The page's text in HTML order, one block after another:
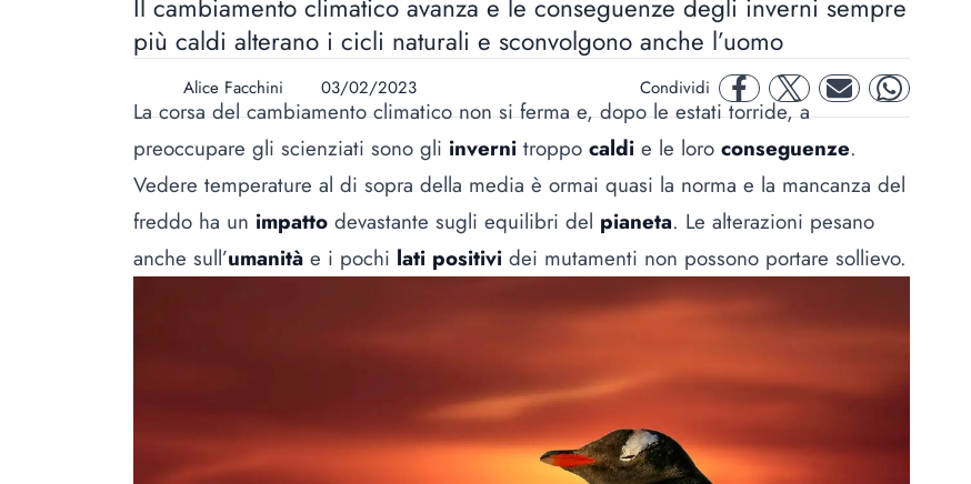
Il cambiamento climatico avanza e le conseguenze degli inverni sempre
più caldi alterano i cicli naturali e sconvolgono anche l’uomo
Alice Facchini 03/02/2023 Condividi facebooktwitter mail whatsapp
La corsa del cambiamento climatico non si ferma e, dopo le estati torride, a
preoccupare gli scienziati sono gli inverni troppo caldi e le loro conseguenze.
Vedere temperature al di sopra della media è ormai quasi la norma e la mancanza del
freddo ha un impatto devastante sugli equilibri del pianeta. Le alterazioni pesano
anche sull’umanità e i pochi lati positivi dei mutamenti non possono portare sollievo.